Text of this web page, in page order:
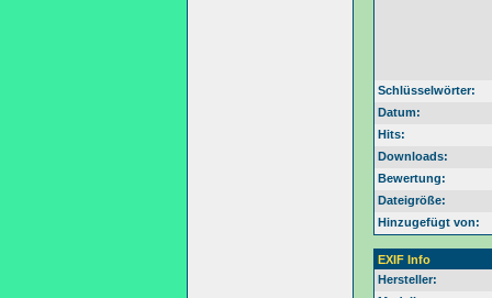
Schlüsselwörter:
Datum:
Hits:
Downloads:
Bewertung:
Dateigröße:
Hinzugefügt von:
EXIF Info
Hersteller: